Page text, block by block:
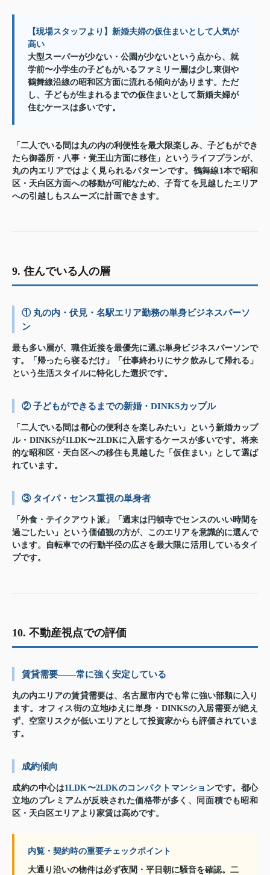
【現場スタッフより】新婚夫婦の仮住まいとして人気が
高い
大型スーパーが少ない・公園が少ないという点から、就
学前〜小学生の子どもがいるファミリー層は少し東側や
鶴舞線沿線の昭和区方面に流れる傾向があります。ただ
し、子どもが生まれるまでの仮住まいとして新婚夫婦が
住むケースは多いです。
「二人でいる間は丸の内の利便性を最大限楽しみ、子どもができ
たら御器所・八事・覚王山方面に移住」というライフプランが、
丸の内エリアではよく見られるパターンです。鶴舞線1本で昭和
区・天白区方面への移動が可能なため、子育てを見越したエリア
への引越しもスムーズに計画できます。
9. 住んでいる人の層
① 丸の内・伏見・名駅エリア勤務の単身ビジネスパーソ
ン
最も多い層が、職住近接を最優先に選ぶ単身ビジネスパーソンで
す。「帰ったら寝るだけ」「仕事終わりにサク飲みして帰れる」
という生活スタイルに特化した選択です。
② 子どもができるまでの新婚・DINKSカップル
「二人でいる間は都心の便利さを楽しみたい」という新婚カップ
ル・DINKSが1LDK〜2LDKに入居するケースが多いです。将来
的な昭和区・天白区への移住も見越した「仮住まい」として選ば
れています。
③ タイパ・センス重視の単身者
「外食・テイクアウト派」「週末は円頓寺でセンスのいい時間を
過ごしたい」という価値観の方が、このエリアを意識的に選んで
います。自転車での行動半径の広さを最大限に活用しているタイ
プです。
10. 不動産視点での評価
賃貸需要——常に強く安定している
丸の内エリアの賃貸需要は、名古屋市内でも常に強い部類に入り
ます。オフィス街の立地ゆえに単身・DINKSの入居需要が絶え
ず、空室リスクが低いエリアとして投資家からも評価されていま
す。
成約傾向
成約の中心は1LDK〜2LDKのコンパクトマンションです。都心
立地のプレミアムが反映された価格帯が多く、同面積でも昭和
区・天白区エリアより家賃は高めです。
内覧・契約時の重要チェックポイント
大通り沿いの物件は必ず夜間・平日朝に騒音を確認。二